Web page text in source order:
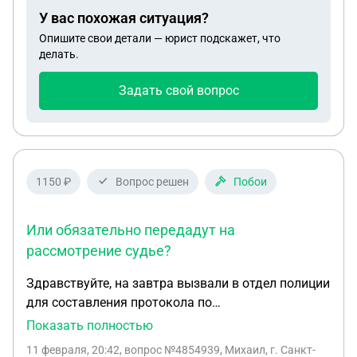
разница между фото окончания одной аренды и
другой. Можно ли обжаловать это
правонарушение или хотя бы снизить штраф?
У вас похожая ситуация?
Опишите свои детали — юрист подскажет, что
делать.
Задать свой вопрос
1150 ₽ Вопрос решен Побои
Или обязательно передадут на
рассмотрение судье?
Здравствуйте, на завтра вызвали в отдел полиции
для составления протокола по
административному правонарушеню по ч.1 ст.6.9
Показать полностью
11 февраля, 20:42, вопрос №4854939, Михаил, г. Санкт-